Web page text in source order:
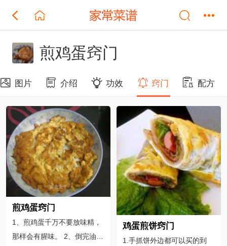
煎鸡蛋窍门
图片 介绍 功效 窍门 配方
煎鸡蛋窍门
1、煎鸡蛋千万不要放味精，
那样会有腥味。 2、倒完油一
鸡蛋煎饼窍门
1.手抓饼外边都可以买的到